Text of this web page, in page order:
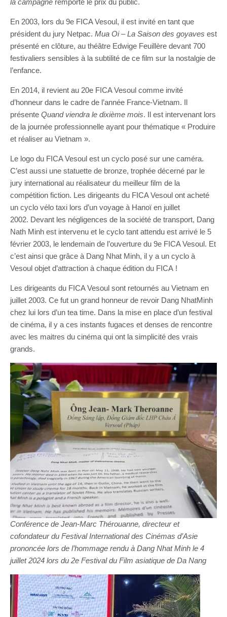
la campagne remporte le prix du public.
En 2003, lors du 9e FICA Vesoul, il est invité en tant que
président du jury Netpac. Mua Oi–La Saison des goyaves est
présenté en clôture, au théâtre Edwige Feuillère devant 700
festivaliers sensibles à la subtilité de ce film sur la nostalgie de
l’enfance.
En 2014, il revient au 20e FICA Vesoul comme invité
d’honneur dans le cadre de l’année France-Vietnam. Il
présente Quand viendra le dixième mois. Il est intervenant lors
de la journée professionnelle ayant pour thématique « Produire
et réaliser au Vietnam ».
Le logo du FICA Vesoul est un cyclo posé sur une caméra.
C’est aussi une statuette de bronze, trophée décerné par le
jury international au réalisateur du meilleur film de la
compétition fiction. Les dirigeants du FICA Vesoul ont acheté
un cyclo vélo taxi lors d’un voyage à Hanoï en juillet
2002. Devant les négligences de la société de transport, Dang
Nath Minh est intervenu et le cyclo tant attendu est arrivé le 5
février 2003, le lendemain de l’ouverture du 9e FICA Vesoul. Et
c’est ainsi que grâce à Dang Nhat Minh, il y a un cyclo à
Vesoul objet d’attraction à chaque édition du FICA !
Les dirigeants du FICA Vesoul sont retournés au Vietnam en
juillet 2003. Ce fut un grand honneur de revoir Dang NhatMinh
chez lui lors d’un tea time. Dans la mise en place d’un festival
de cinéma, il y a ces instants fugaces et denses de rencontre
avec les maitres du cinéma qui ont la simplicité des vrais
grands.
Conférence de Jean-Marc Thérouanne, directeur et
cofondateur du Festival International des Cinémas d’Asie
prononcée lors de l’hommage rendu à Dang Nhat Minh le 4
juillet 2024 lors du 2e Festival du Film asiatique de Da Nang